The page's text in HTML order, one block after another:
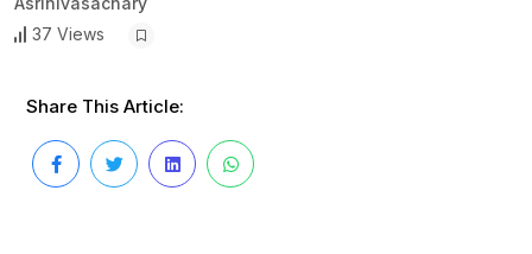
37 Views
Share This Article: